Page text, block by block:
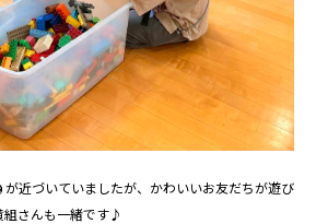
が近づいていましたが、かわいいお友だちが遊び
さんも一緒です♪